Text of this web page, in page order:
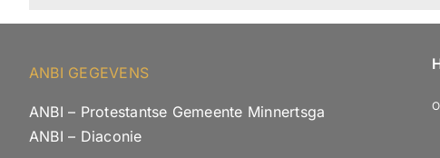
ANBI GEGEVENS
ANBI – Protestantse Gemeente Minnertsga
ANBI – Diaconie